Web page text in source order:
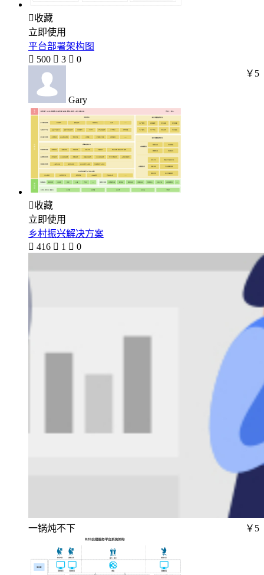
收藏
立即使用
平台部署架构图
 500  3  0
Gary
￥5
收藏
立即使用
乡村振兴解决方案
 416  1  0
一锅炖不下 ￥5